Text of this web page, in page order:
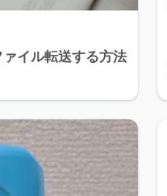
イル転送する方法